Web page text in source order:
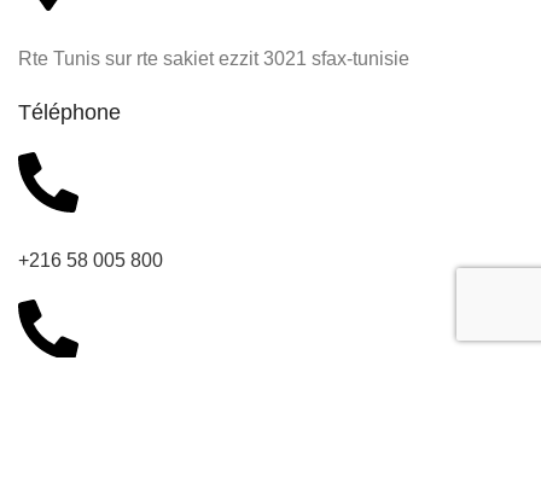
Rte Tunis sur rte sakiet ezzit 3021 sfax-tunisie
Téléphone
+216 58 005 800